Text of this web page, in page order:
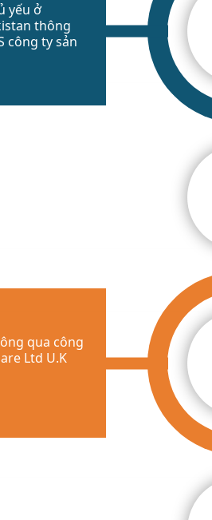
yếu ở
thông
công ty sản
qua công
Ltd U.K